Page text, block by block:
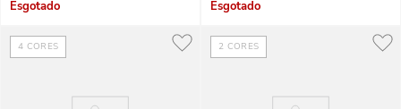
Indisponível Indisponível
4 CORES 2 CORES